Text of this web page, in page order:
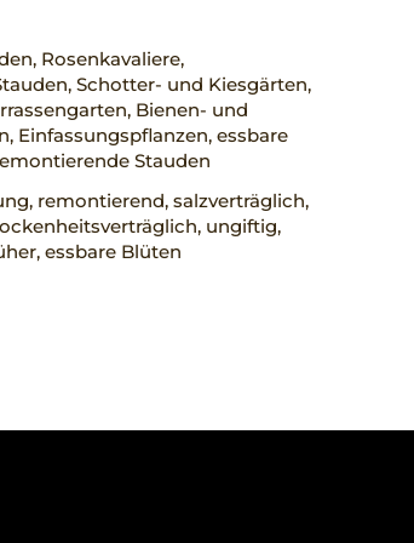
Rosenkavaliere,
Schotter- und Kiesgärten,
Bienen- und
Einfassungspflanzen, essbare
Stauden
remontierend, salzverträglich,
ungiftig,
essbare Blüten